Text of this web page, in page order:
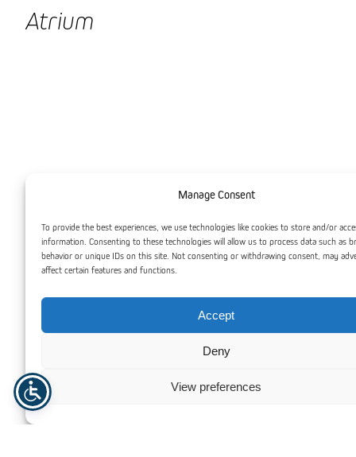
Manage Consent
To provide the best experiences, we use technologies like cookies to store and/or
information. Consenting to these technologies will allow us to process data such as
behavior or unique IDs on this site. Not consenting or withdrawing consent, may
affect certain features and functions.
Accept
Deny
View preferences
Atrium